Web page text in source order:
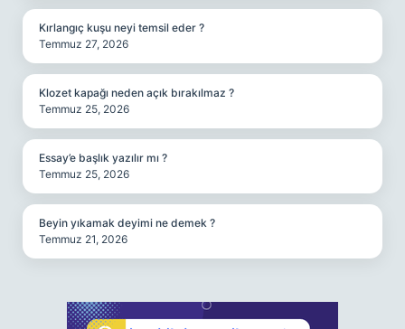
Kırlangıç kuşu neyi temsil eder ?
Temmuz 27, 2026
Klozet kapağı neden açık bırakılmaz ?
Temmuz 25, 2026
Essay’e başlık yazılır mı ?
Temmuz 25, 2026
Beyin yıkamak deyimi ne demek ?
Temmuz 21, 2026